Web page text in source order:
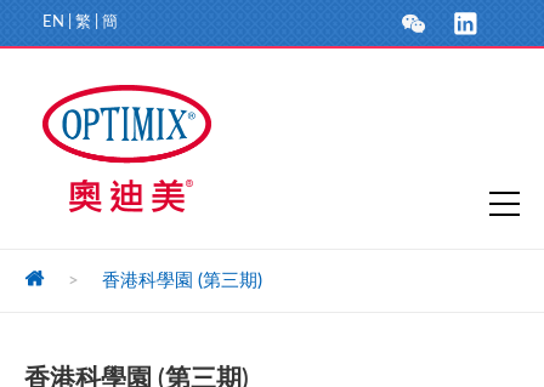
EN 繁 簡
> 香港科學園 (第三期)
香港科學園 (第三期)